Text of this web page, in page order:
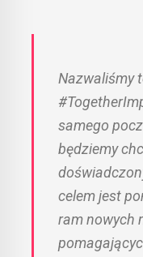
Nazwaliśmy
samego
będziemy
celem jest
ram nowych